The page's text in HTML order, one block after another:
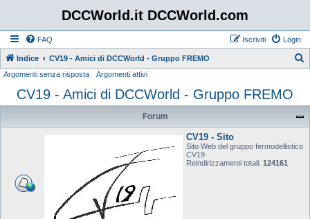
DCCWorld.it DCCWorld.com
FAQ Login
Iscriviti
Indice CV19 - Amici di DCCWorld - Gruppo FREMO
c
Argomenti senza risposta Argomenti attivi
CV19 - Amici di DCCWorld - Gruppo FREMO
Forum
CV19 - Sito
Sito Web del gruppo fermodellistico
CV19
Reindirizzamenti totali: 124161